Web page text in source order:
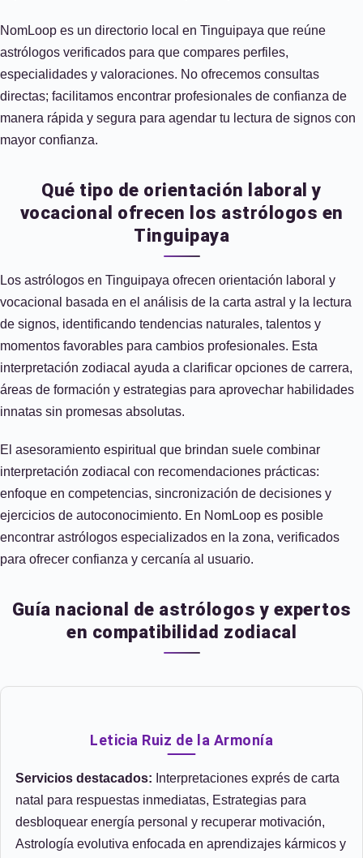
NomLoop es un directorio local en Tinguipaya que reúne
astrólogos verificados para que compares perfiles,
especialidades y valoraciones. No ofrecemos consultas
directas; facilitamos encontrar profesionales de confianza de
manera rápida y segura para agendar tu lectura de signos con
mayor confianza.
Qué tipo de orientación laboral y
vocacional ofrecen los astrólogos en
Tinguipaya
Los astrólogos en Tinguipaya ofrecen orientación laboral y
vocacional basada en el análisis de la carta astral y la lectura
de signos, identificando tendencias naturales, talentos y
momentos favorables para cambios profesionales. Esta
interpretación zodiacal ayuda a clarificar opciones de carrera,
áreas de formación y estrategias para aprovechar habilidades
innatas sin promesas absolutas.
El asesoramiento espiritual que brindan suele combinar
interpretación zodiacal con recomendaciones prácticas:
enfoque en competencias, sincronización de decisiones y
ejercicios de autoconocimiento. En NomLoop es posible
encontrar astrólogos especializados en la zona, verificados
para ofrecer confianza y cercanía al usuario.
Guía nacional de astrólogos y expertos
en compatibilidad zodiacal
Leticia Ruiz de la Armonía
Servicios destacados: Interpretaciones exprés de carta
natal para respuestas inmediatas, Estrategias para
desbloquear energía personal y recuperar motivación,
Astrología evolutiva enfocada en aprendizajes kármicos y